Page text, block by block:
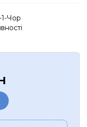
Чор